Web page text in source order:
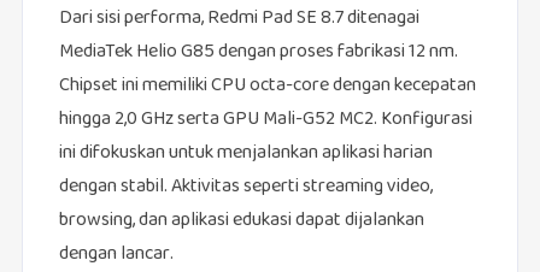
Dari sisi performa, Redmi Pad SE 8.7 ditenagai
MediaTek Helio G85 dengan proses fabrikasi 12 nm.
Chipset ini memiliki CPU octa-core dengan kecepatan
hingga 2,0 GHz serta GPU Mali-G52 MC2. Konfigurasi
ini difokuskan untuk menjalankan aplikasi harian
dengan stabil. Aktivitas seperti streaming video,
browsing, dan aplikasi edukasi dapat dijalankan
dengan lancar.